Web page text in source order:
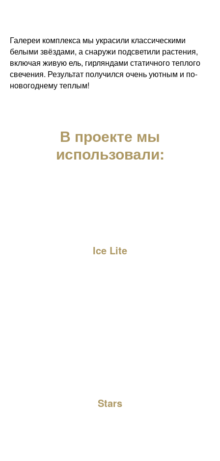
Галереи комплекса мы украсили классическими
белыми звёздами, а снаружи подсветили растения,
включая живую ель, гирляндами статичного теплого
свечения. Результат получился очень уютным и по-
новогоднему теплым!
В проекте мы
использовали:
Ice Lite
Stars